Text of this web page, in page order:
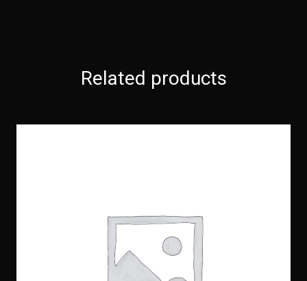
Related products